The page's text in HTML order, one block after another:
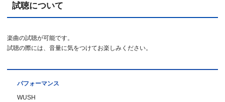
試聴について
楽曲の試聴が可能です。
試聴の際には、音量に気をつけてお楽しみください。
パフォーマンス
WUSH